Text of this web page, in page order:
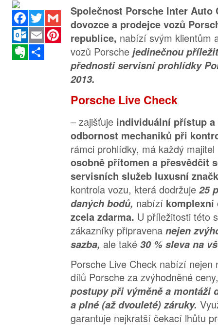
Facebook
Twitter
Gmail
Outlook.com
Email
Pinterest
Evernote
Společnost Porsche Inter Auto
dovozce a prodejce vozů
republice, nabízí svým klientům
vozů Porsche jedinečnou
přednosti servisní prohlídky
2013.
Porsche Live Check
– zajišťuje individuální přístup
odbornost mechaniků při
rámci prohlídky, má každý
osobně přítomen a přesvědčit
servisních služeb luxusní
kontrola vozu, která dodržuje 25
daných bodů, nabízí komplexní
zcela zdarma. U příležitosti této
zákazníky připravena nejen
sazba, ale také 30 % sleva na
Porsche Live Check nabízí nejen
dílů Porsche za zvýhodněné
postupy při výměně a montáži
a plné (až dvouleté) záruky.
garantuje nejkratší čekací lhůtu